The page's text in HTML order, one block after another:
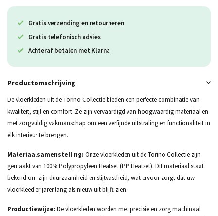
Gratis verzending en retourneren
Gratis telefonisch advies
Achteraf betalen met Klarna
Productomschrijving
De vloerkleden uit de Torino Collectie bieden een perfecte combinatie van
kwaliteit, stijl en comfort. Ze zijn vervaardigd van hoogwaardig materiaal en
met zorgvuldig vakmanschap om een verfijnde uitstraling en functionaliteit in
elk interieur te brengen.
Materiaalsamenstelling: Onze vloerkleden uit de Torino Collectie zijn
gemaakt van 100% Polypropyleen Heatset (PP Heatset). Dit materiaal staat
bekend om zijn duurzaamheid en slijtvastheid, wat ervoor zorgt dat uw
vloerkleed er jarenlang als nieuw uit blijft zien.
Productiewijze: De vloerkleden worden met precisie en zorg machinaal